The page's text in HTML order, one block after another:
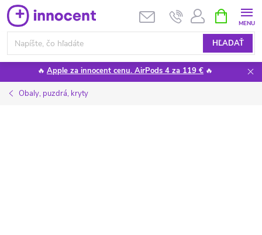
Prejsť
na
obsah
HĽADAŤ
KOŠÍK
🔥 Apple za innocent cenu. AirPods 4 za 119 € 🔥
Obaly, puzdrá, kryty